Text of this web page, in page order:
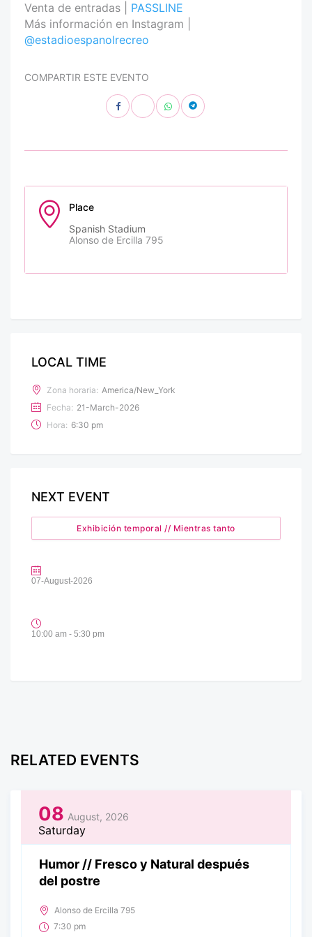
Venta de entradas | PASSLINE
Más información en Instagram |
@estadioespanolrecreo
COMPARTIR ESTE EVENTO
Place
Spanish Stadium
Alonso de Ercilla 795
LOCAL TIME
Zona horaria: America/New_York
Fecha: 21-March-2026
Hora: 6:30 pm
NEXT EVENT
Exhibición temporal // Mientras tanto
07-August-2026
10:00 am - 5:30 pm
RELATED EVENTS
08 August, 2026
Saturday
Humor // Fresco y Natural después
del postre
Alonso de Ercilla 795
7:30 pm